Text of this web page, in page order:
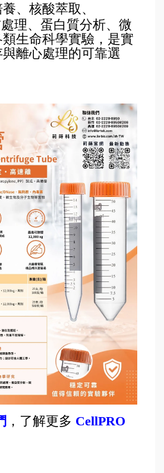
、核酸萃取、
理、蛋白質分析、微
生命科學實驗，是實
離心處理的可靠選
， 了解更多 CellPRO